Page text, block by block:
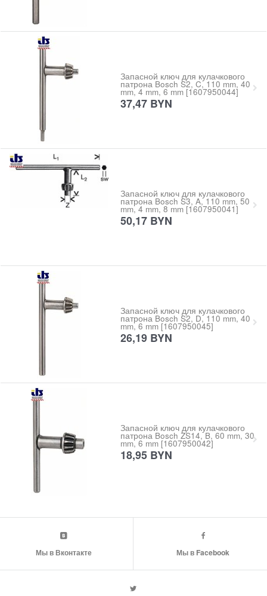
Запасной ключ для кулачкового
патрона Bosch S2, C, 110 mm, 40
mm, 4 mm, 6 mm [1607950044]
37,47 BYN
Запасной ключ для кулачкового
патрона Bosch S3, A, 110 mm, 50
mm, 4 mm, 8 mm [1607950041]
50,17 BYN
Запасной ключ для кулачкового
патрона Bosch S2, D, 110 mm, 40
mm, 6 mm [1607950045]
26,19 BYN
Запасной ключ для кулачкового
патрона Bosch ZS14, B, 60 mm, 30
mm, 6 mm [1607950042]
18,95 BYN
Мы в Вконтакте Мы в Facebook